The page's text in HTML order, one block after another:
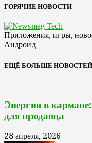
ГОРЯЧИЕ НОВОСТИ
Приложения, игры,
Андроид
ЕЩЁ БОЛЬШЕ НОВОСТЕЙ
Энергия в
для продавца
28 апреля, 2026